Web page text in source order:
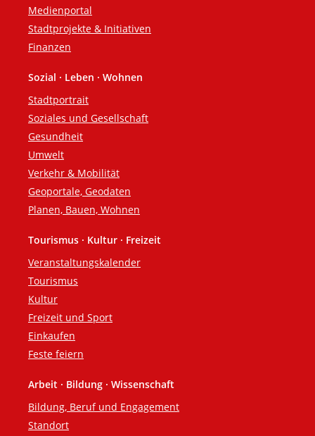
Medienportal
Stadtprojekte & Initiativen
Finanzen
Sozial · Leben · Wohnen
Stadtportrait
Soziales und Gesellschaft
Gesundheit
Umwelt
Verkehr & Mobilität
Geoportale, Geodaten
Planen, Bauen, Wohnen
Tourismus · Kultur · Freizeit
Veranstaltungskalender
Tourismus
Kultur
Freizeit und Sport
Einkaufen
Feste feiern
Arbeit · Bildung · Wissenschaft
Bildung, Beruf und Engagement
Standort